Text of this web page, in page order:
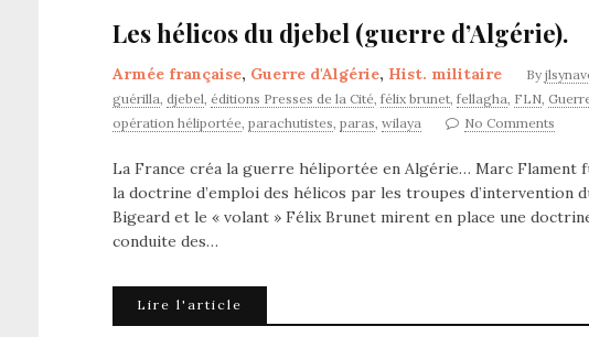
Les hélicos du djebel (guerre d’Algérie).
Armée française, Guerre d'Algérie, Hist. militaire By
guérilla, djebel, éditions Presses de la Cité, félix brunet, fellagha, FLN,
opération héliportée, parachutistes, paras, wilaya No Comments
La France créa la guerre héliportée en Algérie… Marc Flament
la doctrine d’emploi des hélicos par les troupes d’intervention
Bigeard et le « volant » Félix Brunet mirent en place une
conduite des…
Lire l'article